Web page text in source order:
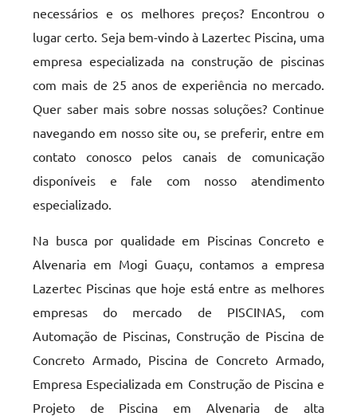
necessários e os melhores preços? Encontrou o
lugar certo. Seja bem-vindo à Lazertec Piscina, uma
empresa especializada na construção de piscinas
com mais de 25 anos de experiência no mercado.
Quer saber mais sobre nossas soluções? Continue
navegando em nosso site ou, se preferir, entre em
contato conosco pelos canais de comunicação
disponíveis e fale com nosso atendimento
especializado.
Na busca por qualidade em Piscinas Concreto e
Alvenaria em Mogi Guaçu, contamos a empresa
Lazertec Piscinas que hoje está entre as melhores
empresas do mercado de PISCINAS, com
Automação de Piscinas, Construção de Piscina de
Concreto Armado, Piscina de Concreto Armado,
Empresa Especializada em Construção de Piscina e
Projeto de Piscina em Alvenaria de alta